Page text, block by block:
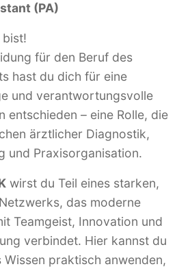
(PA)
bist!
für den Beruf des
hast du dich für eine
und verantwortungsvolle
entschieden – eine Rolle, die
ärztlicher Diagnostik,
und Praxisorganisation.
wirst du Teil eines starken,
das moderne
Teamgeist, Innovation und
verbindet. Hier kannst du
Wissen praktisch anwenden,